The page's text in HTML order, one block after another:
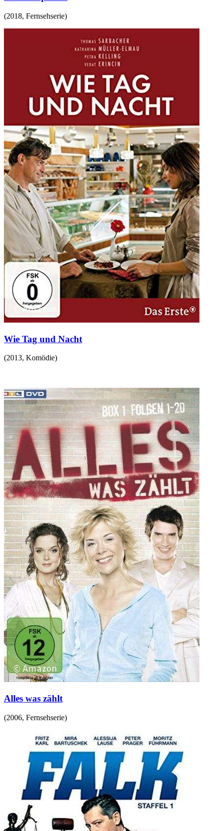
(2018, Fernsehserie)
Wie Tag und Nacht
(2013, Komödie)
Alles was zählt
(2006, Fernsehserie)